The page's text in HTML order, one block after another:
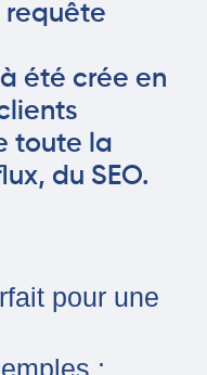
requête
à été crée en
toute la
du SEO.
pour une
: